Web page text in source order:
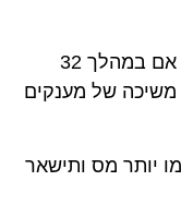
בנוסף, בעת מילוי הטופס תציינו גם אם במהלך 32
משיכה של מענקים
יותר מס ותישאר